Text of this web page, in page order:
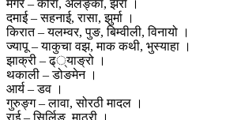
मगर – कौरा, अलङ्का, झर्रा ।
दमाई – सहनाई, रासा, झुर्मा ।
किरात – यलम्वर, पुङ, बिम्वीली, विनायो ।
ज्यापू – याकुचा वझ, माक कथी, भुस्याहा ।
झाक्री – ढ््याङ्रो ।
थकाली – डोङमेन ।
आर्य – डव ।
गुरुङ्ग – लावा, सोरठी मादल ।
राई – सिर्लिङ, माठुरी ।